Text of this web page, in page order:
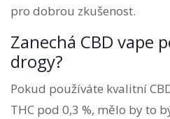
pro dobrou zkušenost.
Zanechá CBD vape
drogy?
Pokud používáte kvalitní
THC pod 0,3 %, mělo by to